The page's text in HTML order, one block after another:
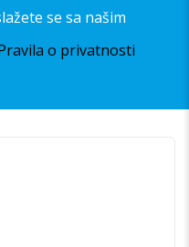
se sa našim
o privatnosti